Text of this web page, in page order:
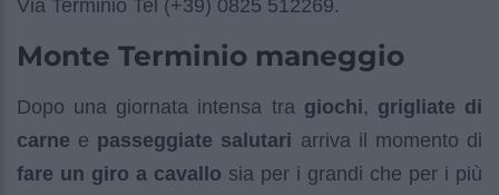
Via Terminio Tel (+39) 0825 512269.
Monte Terminio maneggio
Dopo una giornata intensa tra giochi, grigliate di
carne e passeggiate salutari arriva il momento di
fare un giro a cavallo sia per i grandi che per i più